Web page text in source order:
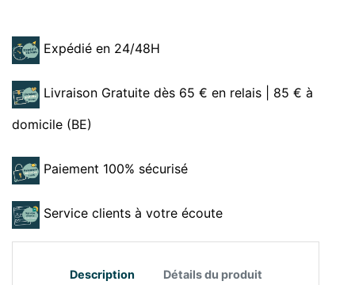
Expédié en 24/48H
Livraison Gratuite dès 65 € en relais | 85 € à
domicile (BE)
Paiement 100% sécurisé
Service clients à votre écoute
Description Détails du produit